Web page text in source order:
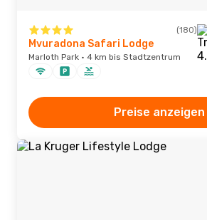
(180)
Mvuradona Safari Lodge
Marloth Park · 4 km bis Stadtzentrum
Preise anzeigen